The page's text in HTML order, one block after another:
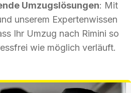
Umzugslösungen: Mit
unserem Expertenwissen
Ihr Umzug nach Rimini so
wie möglich verläuft.